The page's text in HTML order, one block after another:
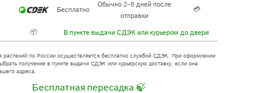
Бесплатно
Обычно 2–8 дней после
отправки
💳
📦 В пункте выдачи СДЭК или курьером до двери
растений по России осуществляется бесплатно службой СДЭК. При оформлении
получение в пункте выдачи СДЭК или курьерскую доставку, если она
адреса.
Бесплатная пересадка 🍃